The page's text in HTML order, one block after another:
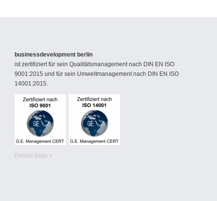
businessdevelopment berlin
ist zertifiziert für sein Qualitätsmanagement nach DIN EN ISO
9001:2015 und für sein Umweltmanagement nach DIN EN ISO
14001:2015.
Details dazu >